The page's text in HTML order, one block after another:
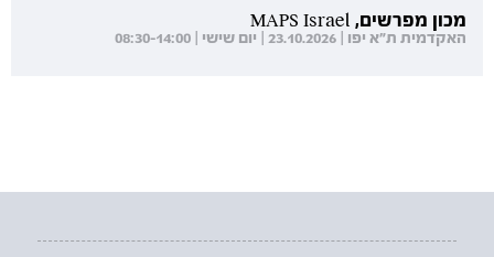
מכון מפרשים, MAPS Israel
האקדמית ת"א יפו | 23.10.2026 | יום שישי | 08:30-14:00